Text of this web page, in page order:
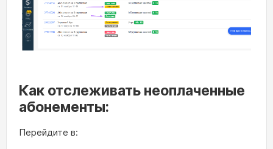
Как отслеживать неоплаченные
абонементы:
Перейдите в: